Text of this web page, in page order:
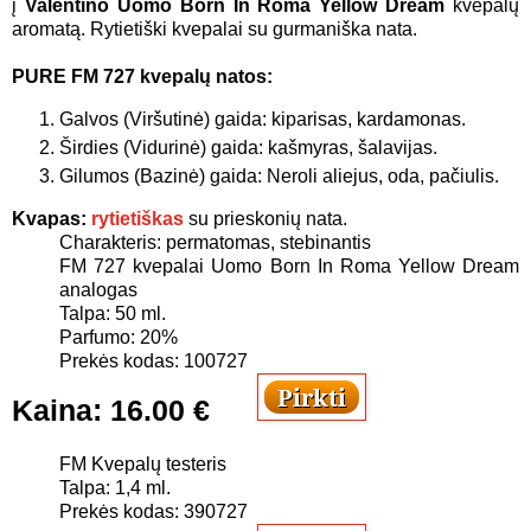
į Valentino Uomo Born In Roma Yellow Dream kvepalų
aromatą. Rytietiški kvepalai su gurmaniška nata.
PURE FM 727 kvepalų natos:
Galvos (Viršutinė) gaida: kiparisas, kardamonas.
Širdies (Vidurinė) gaida: kašmyras, šalavijas.
Gilumos (Bazinė) gaida: Neroli aliejus, oda, pačiulis.
Kvapas: rytietiškas su prieskonių nata.
Charakteris: permatomas, stebinantis
FM 727 kvepalai Uomo Born In Roma Yellow Dream
analogas
Talpa: 50 ml.
Parfumo: 20%
Prekės kodas: 100727
Kaina: 16.00 €
FM Kvepalų testeris
Talpa: 1,4 ml.
Prekės kodas: 390727